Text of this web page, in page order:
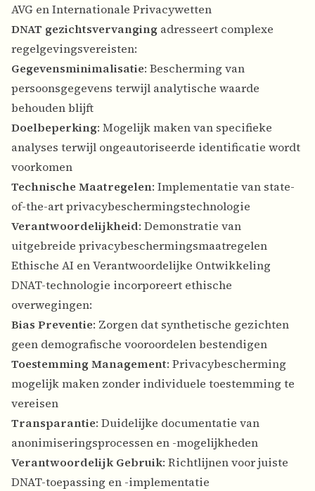
AVG en Internationale Privacywetten
DNAT gezichtsvervanging adresseert complexe
regelgevingsvereisten:
Gegevensminimalisatie: Bescherming van
persoonsgegevens terwijl analytische waarde
behouden blijft
Doelbeperking: Mogelijk maken van specifieke
analyses terwijl ongeautoriseerde identificatie wordt
voorkomen
Technische Maatregelen: Implementatie van state-
of-the-art privacybeschermingstechnologie
Verantwoordelijkheid: Demonstratie van
uitgebreide privacybeschermingsmaatregelen
Ethische AI en Verantwoordelijke Ontwikkeling
DNAT-technologie incorporeert ethische
overwegingen:
Bias Preventie: Zorgen dat synthetische gezichten
geen demografische vooroordelen bestendigen
Toestemming Management: Privacybescherming
mogelijk maken zonder individuele toestemming te
vereisen
Transparantie: Duidelijke documentatie van
anonimiseringsprocessen en -mogelijkheden
Verantwoordelijk Gebruik: Richtlijnen voor juiste
DNAT-toepassing en -implementatie